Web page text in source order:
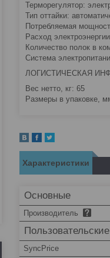
Терморегулятор:
Тип оттайки:
Потребляемая
Расход
Количество полок в
Система
ЛОГИСТИЧЕСКАЯ
Вес нетто, кг: 65
Размеры в упаковке,
Характеристики
Основные
Производитель
SyncPrice